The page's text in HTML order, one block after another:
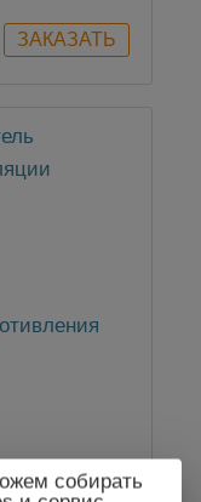
собирать